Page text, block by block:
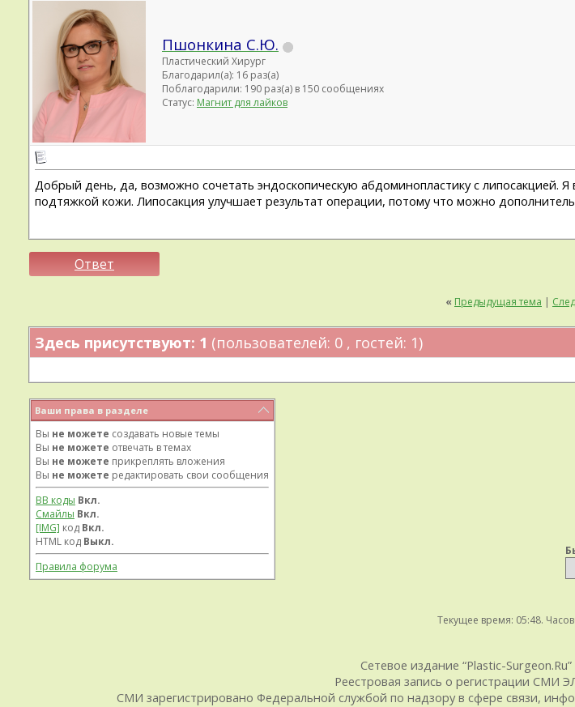
Пшонкина С.Ю.
Пластический Хирург
Благодарил(а): 16 раз(а)
Поблагодарили: 190 раз(а) в 150 сообщениях
Статус: Магнит для лайков
Добрый день, да, возможно сочетать эндоскопическую абдоминопластику с липосакцией.
подтяжкой кожи. Липосакция улучшает результат операции, потому что можно
Ответ
« Предыдущая тема |
Здесь присутствуют: 1 (пользователей: 0 , гостей: 1)
Ваши права в разделе
Вы не можете создавать новые темы
Вы не можете отвечать в темах
Вы не можете прикреплять вложения
Вы не можете редактировать свои сообщения
BB коды Вкл.
Смайлы Вкл.
[IMG] код Вкл.
HTML код Выкл.
Правила форума
Текущее время: 05:48.
Сетевое издание “Plastic-
Реестровая запись о регистрации СМИ
СМИ зарегистрировано Федеральной службой по надзору в сфере связи,